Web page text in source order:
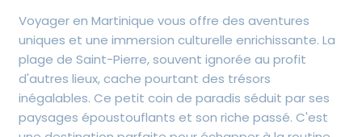
Voyager en Martinique vous offre des aventures
uniques et une immersion culturelle enrichissante. La
plage de Saint-Pierre, souvent ignorée au profit
d'autres lieux, cache pourtant des trésors
inégalables. Ce petit coin de paradis séduit par ses
paysages époustouflants et son riche passé. C'est